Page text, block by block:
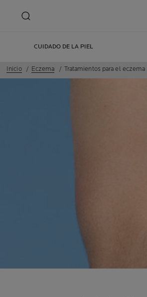
CUIDADO DE LA PIEL
Inicio Eczema Tratamientos para el eczema